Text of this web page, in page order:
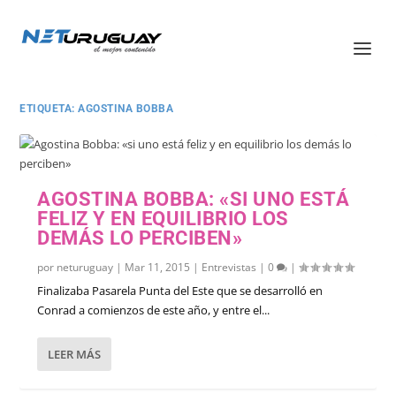
ETIQUETA:AGOSTINA BOBBA
AGOSTINA BOBBA: «SI UNO ESTÁ
FELIZ Y EN EQUILIBRIO LOS
DEMÁS LO PERCIBEN»
por neturuguay | Mar 11, 2015 | Entrevistas |0 |
Finalizaba Pasarela Punta del Este que se desarrolló en
Conrad a comienzos de este año, y entre el...
LEER MÁS